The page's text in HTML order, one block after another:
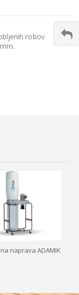
robov
naprava ADAMIK